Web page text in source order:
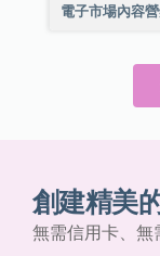
創建精美
無需信用卡、無